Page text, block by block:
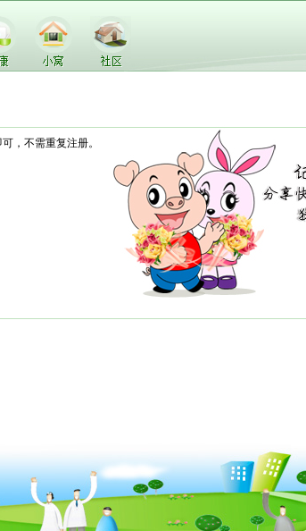
，不需重复注册。